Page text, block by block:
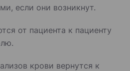
если они возникнут.
от пациента к пациенту
крови вернутся к